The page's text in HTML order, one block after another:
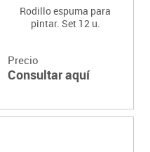
Rodillo espuma para
pintar. Set 12 u.
Precio
Consultar aquí